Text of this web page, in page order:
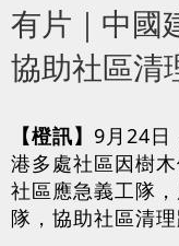
有片｜中國
協助社區清
【橙訊】 9月24日
港多處社區因樹
社區應急義工隊
隊，協助社區清